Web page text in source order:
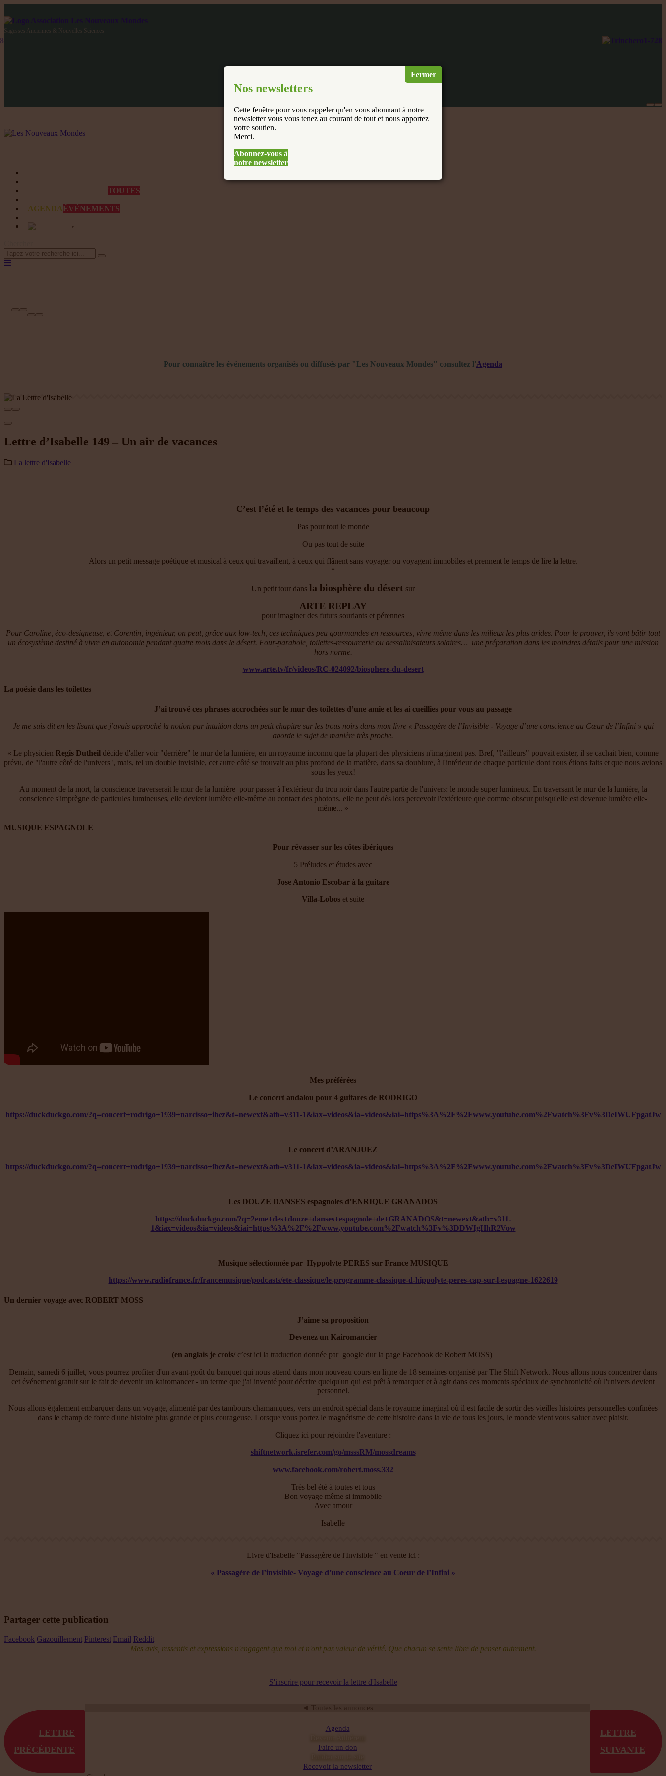
Fermer
Nos newsletters
Cette fenêtre pour vous rappeler qu'en vous abonnant à notre
newsletter vous vous tenez au courant de tout et nous apportez
votre soutien.
Merci.
Abonnez-vous à
notre newsletter
Sagesses Anciennes & Nouvelles Sciences
TOUTES
AGENDAÉVÉNEMENTS
▼
Pour connaître les événements organisés ou diffusés par "Les Nouveaux Mondes" consultez l'Agenda
Lettre d’Isabelle 149 – Un air de vacances
La lettre d'Isabelle
C’est l’été et le temps des vacances pour beaucoup
Pas pour tout le monde
Ou pas tout de suite
Alors un petit message poétique et musical à ceux qui travaillent, à ceux qui flânent sans voyager ou voyagent immobiles et prennent le temps de lire la lettre.
*
Un petit tour dans la biosphère du désert sur
ARTE REPLAY
pour imaginer des futurs souriants et pérennes
Pour Caroline, éco-designeuse, et Corentin, ingénieur, on peut, grâce aux low-tech, ces techniques peu gourmandes en ressources, vivre même dans les milieux les plus arides. Pour le prouver, ils vont bâtir tout
un écosystème destiné à vivre en autonomie pendant quatre mois dans le désert. Four-parabole, toilettes-ressourcerie ou dessalinisateurs solaires… une préparation dans les moindres détails pour une mission
hors norme.
www.arte.tv/fr/videos/RC-024092/biosphere-du-desert
La poésie dans les toilettes
J’ai trouvé ces phrases accrochées sur le mur des toilettes d’une amie et les ai cueillies pour vous au passage
Je me suis dit en les lisant que j’avais approché la notion par intuition dans un petit chapitre sur les trous noirs dans mon livre « Passagère de l’Invisible - Voyage d’une conscience au Cœur de l’Infini » qui
aborde le sujet de manière très proche.
« Le physicien Regis Dutheil décide d'aller voir "derrière" le mur de la lumière, en un royaume inconnu que la plupart des physiciens n'imaginent pas. Bref, "l'ailleurs" pouvait exister, il se cachait bien, comme
prévu, de "l'autre côté de l'univers", mais, tel un double invisible, cet autre côté se trouvait au plus profond de la matière, dans sa doublure, à l'intérieur de chaque particule dont nous étions faits et que nous avions
sous les yeux!
Au moment de la mort, la conscience traverserait le mur de la lumière pour passer à l'extérieur du trou noir dans l'autre partie de l'univers: le monde super lumineux. En traversant le mur de la lumière, la
conscience s'imprègne de particules lumineuses, elle devient lumière elle-même au contact des photons. elle ne peut dès lors percevoir l'extérieure que comme obscur puisqu'elle est devenue lumière elle-
même... »
MUSIQUE ESPAGNOLE
Pour rêvasser sur les côtes ibériques
5 Préludes et études avec
Jose Antonio Escobar à la guitare
Villa-Lobos et suite
Mes préférées
Le concert andalou pour 4 guitares de RODRIGO
https://duckduckgo.com/?q=concert+rodrigo+1939+narcisso+ibez&t=newext&atb=v311-1&iax=videos&ia=videos&iai=https%3A%2F%2Fwww.youtube.com%2Fwatch%3Fv%3DeIWUFpgatJw
Le concert d’ARANJUEZ
https://duckduckgo.com/?q=concert+rodrigo+1939+narcisso+ibez&t=newext&atb=v311-1&iax=videos&ia=videos&iai=https%3A%2F%2Fwww.youtube.com%2Fwatch%3Fv%3DeIWUFpgatJw
Les DOUZE DANSES espagnoles d’ENRIQUE GRANADOS
https://duckduckgo.com/?q=2eme+des+douze+danses+espagnole+de+GRANADOS&t=newext&atb=v311-
1&iax=videos&ia=videos&iai=https%3A%2F%2Fwww.youtube.com%2Fwatch%3Fv%3DDWIgHhR2Vow
Musique sélectionnée par Hyppolyte PERES sur France MUSIQUE
https://www.radiofrance.fr/francemusique/podcasts/ete-classique/le-programme-classique-d-hippolyte-peres-cap-sur-l-espagne-1622619
Un dernier voyage avec ROBERT MOSS
J’aime sa proposition
Devenez un Kairomancier
(en anglais je crois/ c’est ici la traduction donnée par google dur la page Facebook de Robert MOSS)
Demain, samedi 6 juillet, vous pourrez profiter d'un avant-goût du banquet qui nous attend dans mon nouveau cours en ligne de 18 semaines organisé par The Shift Network. Nous allons nous concentrer dans
cet événement gratuit sur le fait de devenir un kairomancer - un terme que j'ai inventé pour décrire quelqu'un qui est prêt à remarquer et à agir dans ces moments spéciaux de synchronicité où l'univers devient
personnel.
Nous allons également embarquer dans un voyage, alimenté par des tambours chamaniques, vers un endroit spécial dans le royaume imaginal où il est facile de sortir des vieilles histoires personnelles confinées
dans le champ de force d'une histoire plus grande et plus courageuse. Lorsque vous portez le magnétisme de cette histoire dans la vie de tous les jours, le monde vient vous saluer avec plaisir.
Cliquez ici pour rejoindre l'aventure :
shiftnetwork.isrefer.com/go/msssRM/mossdreams
www.facebook.com/robert.moss.332
Très bel été à toutes et tous
Bon voyage même si immobile
Avec amour
Isabelle
Livre d'Isabelle "Passagère de l'Invisible " en vente ici :
« Passagère de l’invisible- Voyage d’une conscience au Coeur de l’Infini »
Partager cette publication
Facebook Gazouillement Pinterest Email Reddit
Mes avis, ressentis et expressions n'engagent que moi et n'ont pas valeur de vérité. Que chacun se sente libre de penser autrement.
S'inscrire pour recevoir la lettre d'Isabelle
LETTRE
PRÉCÉDENTE
LETTRE
SUIVANTE
◄ Toutes les annonces
Agenda
Faire un don
Recevoir la newsletter